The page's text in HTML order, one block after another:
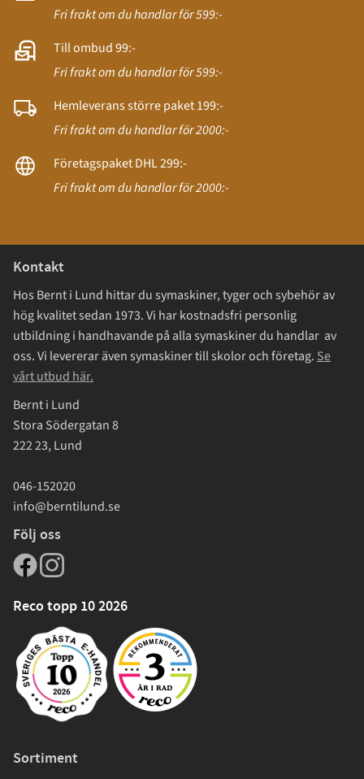
Fri frakt om du handlar för 599:-
Till ombud 99:-
Fri frakt om du handlar för 599:-
Hemleverans större paket 199:-
Fri frakt om du handlar för 2000:-
Företagspaket DHL 299:-
Fri frakt om du handlar för 2000:-
Kontakt
Hos Bernt i Lund hittar du symaskiner, tyger och sybehör av
hög kvalitet sedan 1973. Vi har kostnadsfri personlig
utbildning i handhavande på alla symaskiner du handlar av
oss. Vi levererar även symaskiner till skolor och företag. Se
vårt utbud här.
Bernt i Lund
Stora Södergatan 8
222 23, Lund
046-152020
info@berntilund.se
Följ oss
Reco topp 10 2026
Sortiment